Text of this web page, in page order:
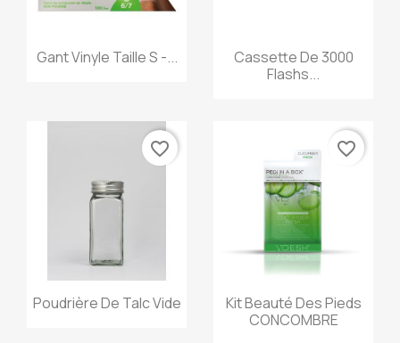
Aperçu rapide
Gant Vinyle Taille S -... Aperçu rapide
Cassette De 3000
Flashs...
Aperçu rapide
Poudrière De Talc Vide
favorite_border
Aperçu rapide
Kit Beauté Des Pieds
CONCOMBRE
favorite_border